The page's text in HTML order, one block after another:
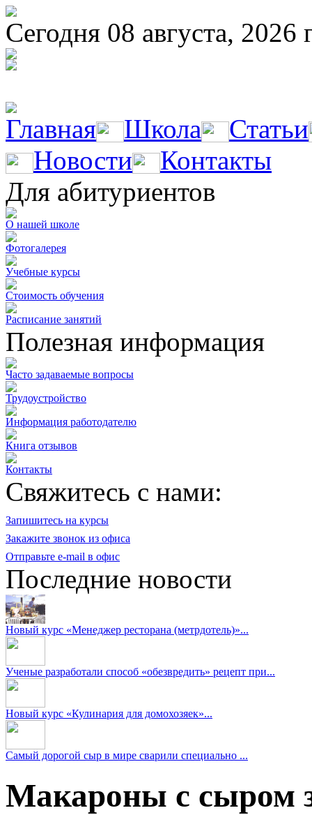
Сегодня 08 августа, 2026
Главная Школа
Статьи
Новости
Контакты
Для абитуриентов
О нашей школе
Фотогалерея
Учебные курсы
Стоимость обучения
Расписание занятий
Полезная информация
Часто задаваемые вопросы
Трудоустройство
Информация работодателю
Книга отзывов
Контакты
Свяжитесь с нами:
Запишитесь на курсы
Закажите звонок из офиса
Отправьте e-mail в офис
Последние новости
Новый курс «Менеджер ресторана (метрдотель)»...
Ученые разработали способ «обезвредить» рецепт при...
Новый курс «Кулинария для домохозяек»...
Самый дорогой сыр в мире сварили специально ...
Макароны с сыром